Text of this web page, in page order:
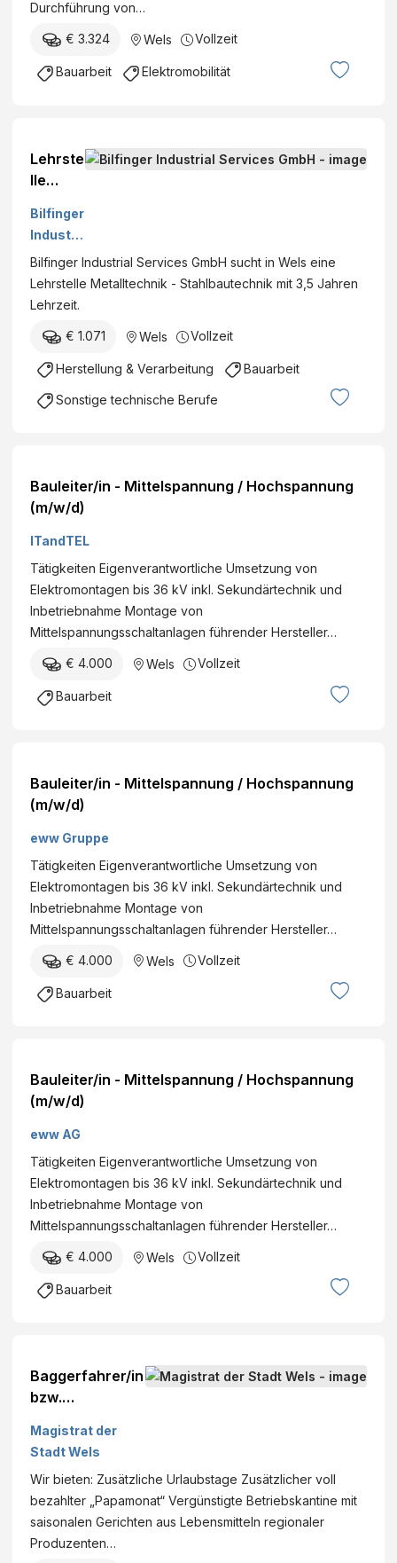
Durchführung von…
€ 3.324 Wels Vollzeit
Bauarbeit Elektromobilität
Lehrste
lle
echnik
-
Stahlba
utechni
k
Bilfinger
Industri
al
Service
s GmbH
Bilfinger Industrial Services GmbH sucht in Wels eine
Lehrstelle Metalltechnik - Stahlbautechnik mit 3,5 Jahren
Lehrzeit.
€ 1.071 Wels Vollzeit
Herstellung & Verarbeitung Bauarbeit
Sonstige technische Berufe
Bauleiter/in - Mittelspannung / Hochspannung
(m/w/d)
ITandTEL
Tätigkeiten Eigenverantwortliche Umsetzung von
Elektromontagen bis 36 kV inkl. Sekundärtechnik und
Inbetriebnahme Montage von
Mittelspannungsschaltanlagen führender Hersteller…
€ 4.000 Wels Vollzeit
Bauarbeit
Bauleiter/in - Mittelspannung / Hochspannung
(m/w/d)
eww Gruppe
Tätigkeiten Eigenverantwortliche Umsetzung von
Elektromontagen bis 36 kV inkl. Sekundärtechnik und
Inbetriebnahme Montage von
Mittelspannungsschaltanlagen führender Hersteller…
€ 4.000 Wels Vollzeit
Bauarbeit
Bauleiter/in - Mittelspannung / Hochspannung
(m/w/d)
eww AG
Tätigkeiten Eigenverantwortliche Umsetzung von
Elektromontagen bis 36 kV inkl. Sekundärtechnik und
Inbetriebnahme Montage von
Mittelspannungsschaltanlagen führender Hersteller…
€ 4.000 Wels Vollzeit
Bauarbeit
Baggerfahrer/in
bzw.
für
Baumaschinen
Magistrat der
Stadt Wels
Wir bieten: Zusätzliche Urlaubstage Zusätzlicher voll
bezahlter „Papamonat“ Vergünstigte Betriebskantine mit
saisonalen Gerichten aus Lebensmitteln regionaler
Produzenten…